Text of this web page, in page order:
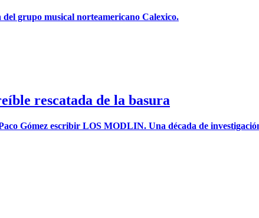
grupo musical norteamericano Calexico.
rescatada de la basura
Gómez escribir LOS MODLIN. Una década de